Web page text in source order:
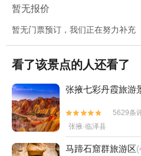
暂无报价
暂无门票预订，我们正在努力补充
看了该景点的人还看了
张掖七彩丹霞旅游


5629条
张掖·临泽县
马蹄石窟群旅游区